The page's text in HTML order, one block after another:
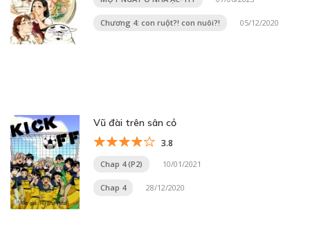
Chương 4: con ruột?! con nuôi?! 05/12/2020
Vũ đài trên sân cỏ
3.8
Chap 4 (P2) 10/01/2021
Chap 4 28/12/2020